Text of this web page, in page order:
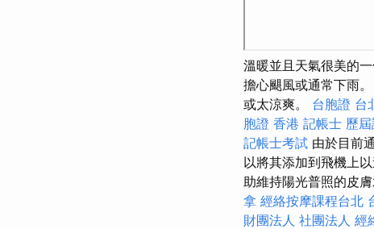
溫暖並且天氣很美的
擔心颶風或通常下雨。
或太涼爽。 台胞證 台
胞證 香港 記帳士 歷屆
記帳士考試 由於目前
以將其添加到飛機上
助維持陽光普照的皮
拿 經絡按摩課程台北
財團法人 社團法人 經